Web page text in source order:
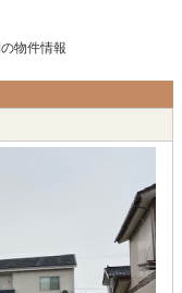
の物件情報